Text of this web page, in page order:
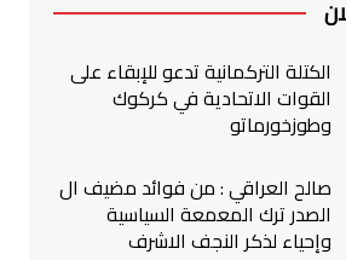
الكتلة التركمانية تدعو للإبقاء على
القوات الاتحادية في كركوك
وطوزخورماتو
صالح العراقي : من فوائد مضيف ال
الصدر ترك المعمعة السياسية
وإحياء لذكر النجف الاشرف